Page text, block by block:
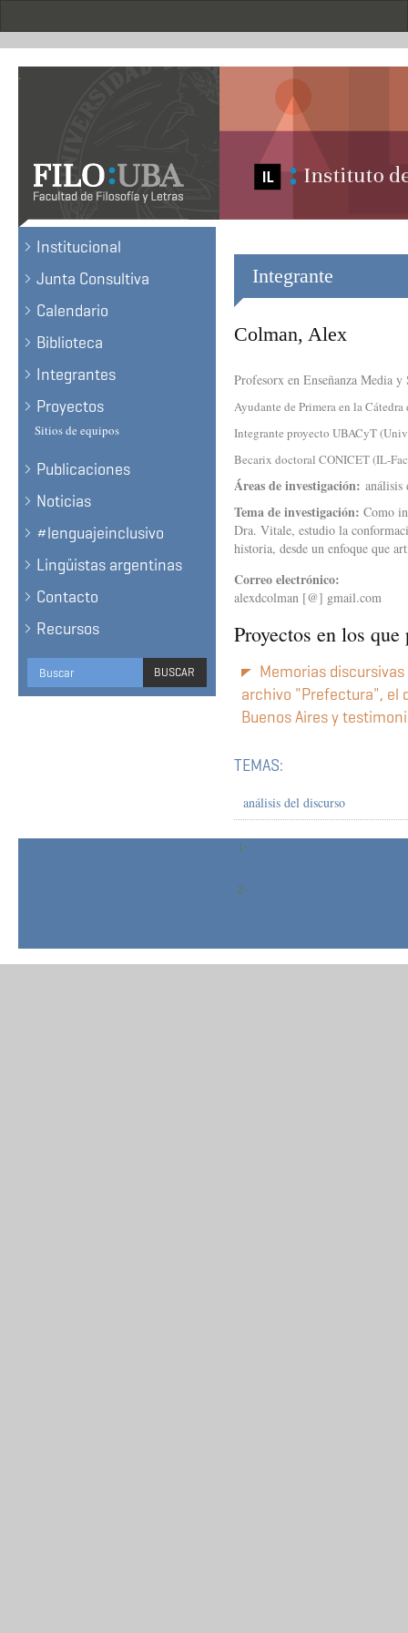
.
Institucional
Junta Consultiva
Calendario
Biblioteca
Integrantes
Proyectos
Sitios de equipos
Publicaciones
Noticias
#lenguajeinclusivo
Lingüistas argentinas
Contacto
Recursos
Formulario
de
BUSCAR
BUSCAR
Integrante
Colman, Alex
Profesorx en Enseñanza Media
Ayudante de Primera en la
Integrante proyecto UBACyT
Becarix doctoral CONICET (IL-
Áreas de investigación: análisis
Tema de investigación: Como
Dra. Vitale, estudio la
historia, desde un enfoque que
Correo electrónico:
alexdcolman [@] gmail.com
Proyectos en los
Memorias
archivo "Prefectura", el
Buenos Aires y
TEMAS:
análisis del discurso